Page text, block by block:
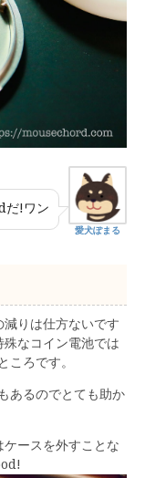
だ!ワン
愛犬ぽまる
りは仕方ないです
なコイン電池では
ころです。
あるのでとても助か
ースを外すことな